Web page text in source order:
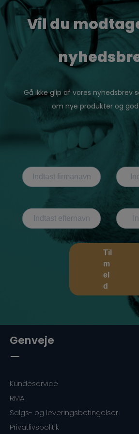
Vil du
Gå ikke glip af vores
om nye produkter og
Til
m
el
d
Genveje
Kundeservice
RMA
Salgs- og leveringsbetingelser
Privatlivspolitik